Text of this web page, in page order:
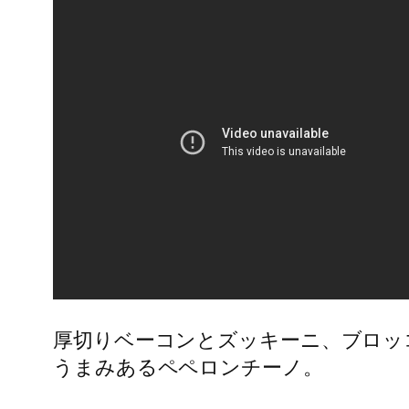
厚切りベーコンとズッキーニ、ブロ
うまみあるペペロンチーノ。